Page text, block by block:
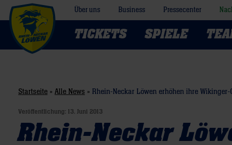
Über uns Business Pressecenter
TICKETS SPIELE
Startseite » Alle News » Rhein-Neckar Löwen erhöhen ihre Wikinger-
Veröffentlichung: 13. Juni 2013
Rhein-Neckar